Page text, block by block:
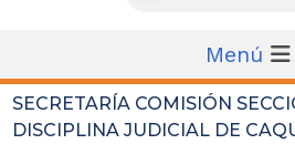
Menú
SECRETARÍA COMISIÓN
DISCIPLINA JUDICIAL DE